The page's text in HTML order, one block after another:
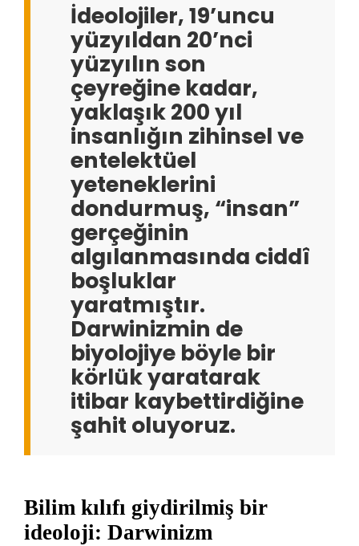
İdeolojiler, 19’uncu
yüzyıldan 20’nci
yüzyılın son
çeyreğine kadar,
yaklaşık 200 yıl
insanlığın zihinsel ve
entelektüel
yeteneklerini
dondurmuş, “insan”
gerçeğinin
algılanmasında ciddî
boşluklar
yaratmıştır.
Darwinizmin de
biyolojiye böyle bir
körlük yaratarak
itibar kaybettirdiğine
şahit oluyoruz.
Bilim kılıfı giydirilmiş bir
ideoloji: Darwinizm